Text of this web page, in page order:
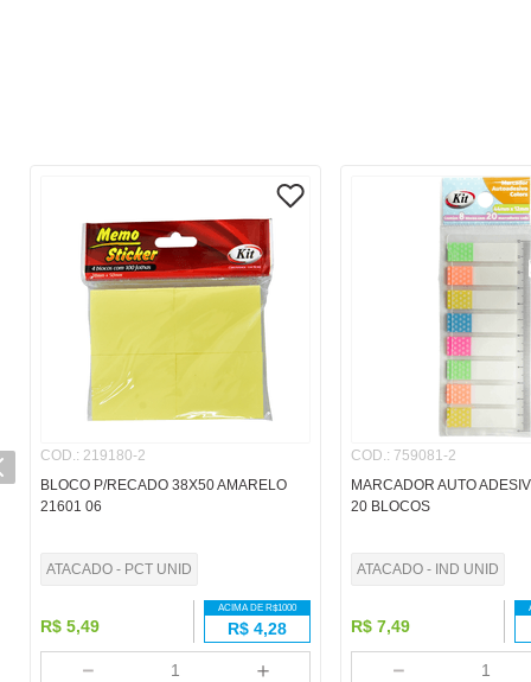
COD.: 219180-2
BLOCO P/RECADO 38X50 AMARELO
21601 06
ATACADO - PCT UNID
R$ 5,49
ACIMA DE R$1000
R$ 4,28
＋
－
COD.: 759081-2
MARCADOR AUTO
20 BLOCOS
ATACADO - IND UNID
R$ 7,49
－